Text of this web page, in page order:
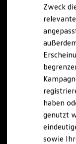
E-
Die
ID.
Marke und
R-
R
Driving
Zweck
haben
genutzt
sowie